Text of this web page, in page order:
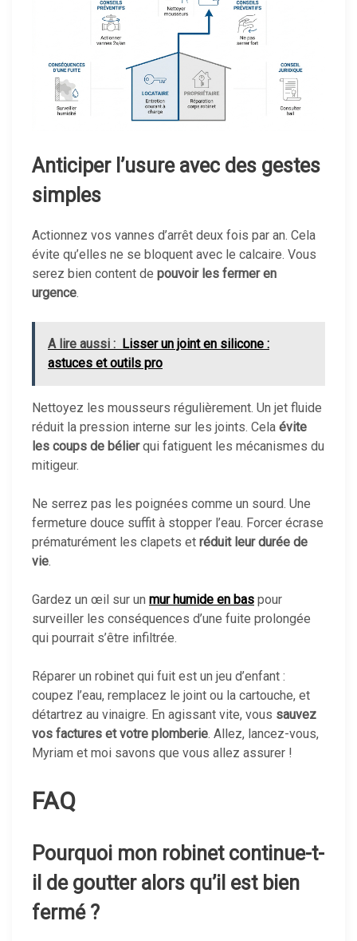
Anticiper l’usure avec des gestes
simples
Actionnez vos vannes d’arrêt deux fois par an. Cela
évite qu’elles ne se bloquent avec le calcaire. Vous
serez bien content de pouvoir les fermer en
urgence.
A lire aussi : Lisser un joint en silicone :
astuces et outils pro
Nettoyez les mousseurs régulièrement. Un jet fluide
réduit la pression interne sur les joints. Cela évite
les coups de bélierqui fatiguent les mécanismes du
mitigeur.
Ne serrez pas les poignées comme un sourd. Une
fermeture douce suffit à stopper l’eau. Forcer écrase
prématurément les clapets et réduit leur durée de
vie.
Gardez un œil sur un mur humide en bas pour
surveiller les conséquences d’une fuite prolongée
qui pourrait s’être infiltrée.
Réparer un robinet qui fuit est un jeu d’enfant :
coupez l’eau, remplacez le joint ou la cartouche, et
détartrez au vinaigre. En agissant vite, vous sauvez
vos factures et votre plomberie. Allez, lancez-vous,
Myriam et moi savons que vous allez assurer !
FAQ
Pourquoi mon robinet continue-t-
il de goutter alors qu’il est bien
fermé ?